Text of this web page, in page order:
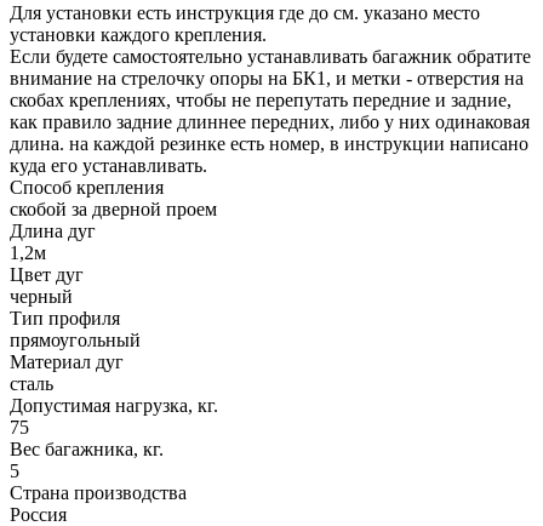
Для установки есть инструкция где до см. указано место
установки каждого крепления.
Если будете самостоятельно устанавливать багажник обратите
внимание на стрелочку опоры на БК1, и метки - отверстия на
скобах креплениях, чтобы не перепутать передние и задние,
как правило задние длиннее передних, либо у них одинаковая
длина. на каждой резинке есть номер, в инструкции написано
куда его устанавливать.
Способ крепления
скобой за дверной проем
Длина дуг
1,2м
Цвет дуг
черный
Тип профиля
прямоугольный
Материал дуг
сталь
Допустимая нагрузка, кг.
75
Вес багажника, кг.
5
Страна производства
Россия